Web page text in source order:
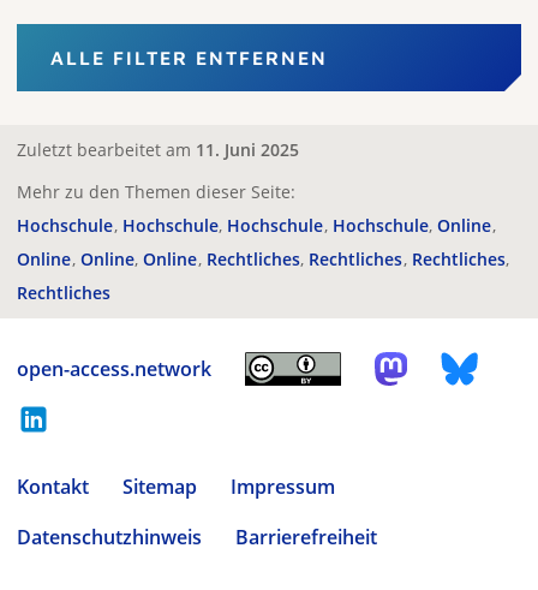
ALLE FILTER ENTFERNEN
Zuletzt bearbeitet am 11. Juni 2025
Mehr zu den Themen dieser Seite:
Hochschule Hochschule Hochschule Hochschule Online
Online Online Online Rechtliches Rechtliches Rechtliches
Rechtliches
open-access.network
Kontakt Sitemap
Impressum
Datenschutzhinweis
Barrierefreiheit